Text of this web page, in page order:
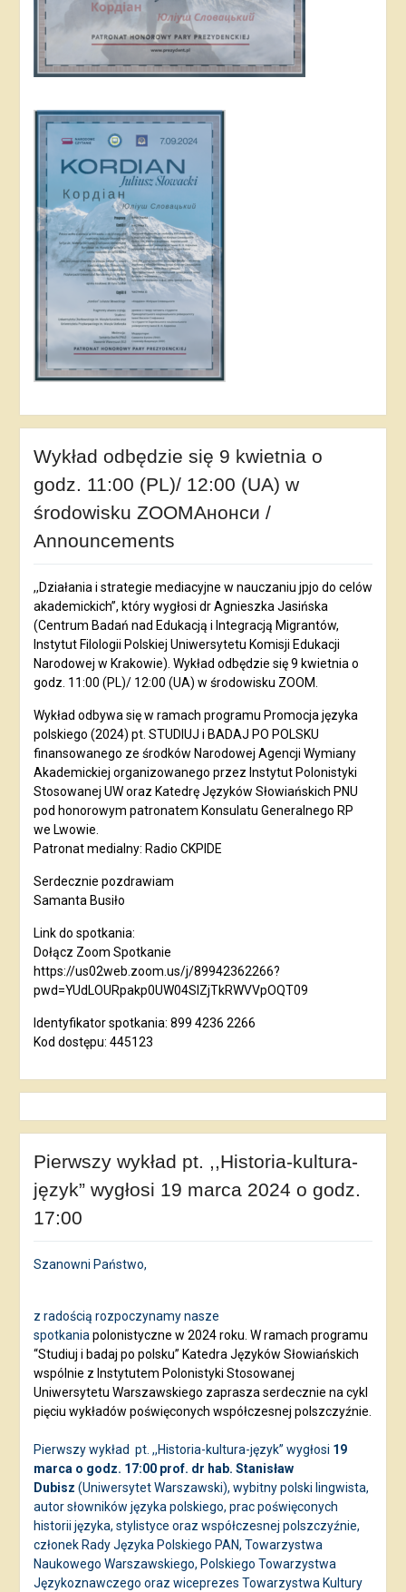
Wykład odbędzie się 9 kwietnia o
godz. 11:00 (PL)/ 12:00 (UA) w
środowisku ZOOMАнонси /
Announcements
,,Działania i strategie mediacyjne w nauczaniu jpjo do celów
akademickich”, który wygłosi dr Agnieszka Jasińska
(Centrum Badań nad Edukacją i Integracją Migrantów,
Instytut Filologii Polskiej Uniwersytetu Komisji Edukacji
Narodowej w Krakowie). Wykład odbędzie się 9 kwietnia o
godz. 11:00 (PL)/ 12:00 (UA) w środowisku ZOOM.
Wykład odbywa się w ramach programu Promocja języka
polskiego (2024) pt. STUDIUJ i BADAJ PO POLSKU
finansowanego ze środków Narodowej Agencji Wymiany
Akademickiej organizowanego przez Instytut Polonistyki
Stosowanej UW oraz Katedrę Języków Słowiańskich PNU
pod honorowym patronatem Konsulatu Generalnego RP
we Lwowie.
Patronat medialny: Radio CKPIDE
Serdecznie pozdrawiam
Samanta Busiło
Link do spotkania:
Dołącz Zoom Spotkanie
https://us02web.zoom.us/j/89942362266?
pwd=YUdLOURpakp0UW04SlZjTkRWVVpOQT09
Identyfikator spotkania: 899 4236 2266
Kod dostępu: 445123
Pierwszy wykład pt. ,,Historia-kultura-
język” wygłosi 19 marca 2024 o godz.
17:00
Szanowni Państwo,
z radością rozpoczynamy nasze
spotkaniapolonistyczne w 2024 roku. W ramach programu
“Studiuj i badaj po polsku” Katedra Języków Słowiańskich
wspólnie z Instytutem Polonistyki Stosowanej
Uniwersytetu Warszawskiego zaprasza serdecznie na cykl
pięciu wykładów poświęconych współczesnej polszczyźnie.
Pierwszy wykład pt. ,,Historia-kultura-język” wygłosi 19
marca o godz. 17:00 prof. dr hab. Stanisław
Dubisz (Uniwersytet Warszawski), wybitny polski lingwista,
autor słowników języka polskiego, prac poświęconych
historii języka, stylistyce oraz współczesnej polszczyźnie,
członek Rady Języka Polskiego PAN, Towarzystwa
Naukowego Warszawskiego, Polskiego Towarzystwa
Językoznawczego oraz wiceprezes Towarzystwa Kultury